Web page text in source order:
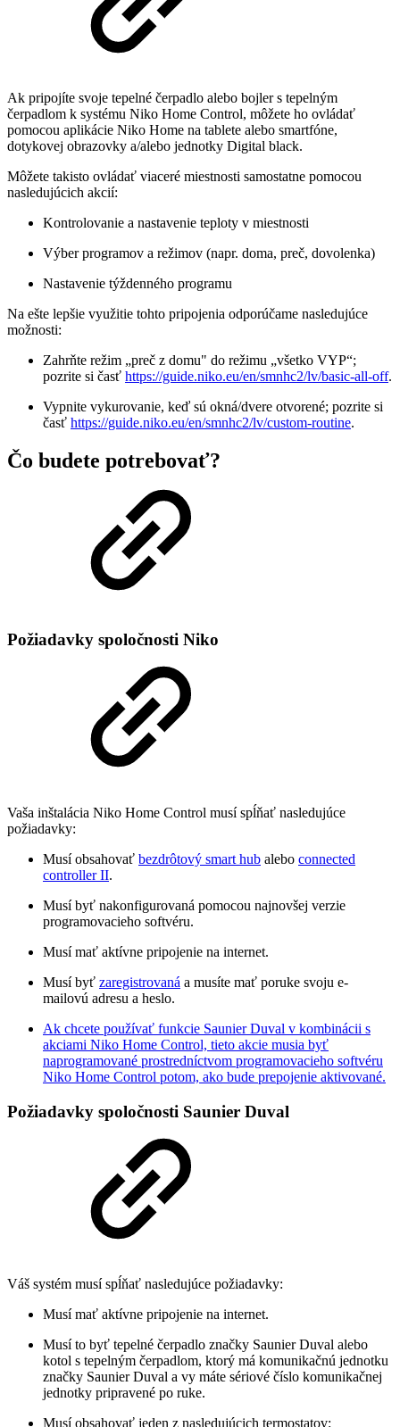
Ak pripojíte svoje tepelné čerpadlo alebo bojler s tepelným
čerpadlom k systému Niko Home Control, môžete ho ovládať
pomocou aplikácie Niko Home na tablete alebo smartfóne,
dotykovej obrazovky a/alebo jednotky Digital black.
Môžete takisto ovládať viaceré miestnosti samostatne pomocou
nasledujúcich akcií:
Kontrolovanie a nastavenie teploty v miestnosti
Výber programov a režimov (napr. doma, preč, dovolenka)
Nastavenie týždenného programu
Na ešte lepšie využitie tohto pripojenia odporúčame nasledujúce
možnosti:
Zahrňte režim „preč z domu" do režimu „všetko VYP“;
pozrite si časť https://guide.niko.eu/en/smnhc2/lv/basic-all-off.
Vypnite vykurovanie, keď sú okná/dvere otvorené; pozrite si
časť https://guide.niko.eu/en/smnhc2/lv/custom-routine.
Čo budete potrebovať?
Požiadavky spoločnosti Niko
Vaša inštalácia Niko Home Control musí spĺňať nasledujúce
požiadavky:
Musí obsahovať bezdrôtový smart hub alebo connected
controller II.
Musí byť nakonfigurovaná pomocou najnovšej verzie
programovacieho softvéru.
Musí mať aktívne pripojenie na internet.
Musí byť zaregistrovaná a musíte mať poruke svoju e-
mailovú adresu a heslo.
Ak chcete používať funkcie Saunier Duval v kombinácii s
akciami Niko Home Control, tieto akcie musia byť
naprogramované prostredníctvom programovacieho softvéru
Niko Home Control potom, ako bude prepojenie aktivované.
Požiadavky spoločnosti Saunier Duval
Váš systém musí spĺňať nasledujúce požiadavky:
Musí mať aktívne pripojenie na internet.
Musí to byť tepelné čerpadlo značky Saunier Duval alebo
kotol s tepelným čerpadlom, ktorý má komunikačnú jednotku
značky Saunier Duval a vy máte sériové číslo komunikačnej
jednotky pripravené po ruke.
Musí obsahovať jeden z nasledujúcich termostatov: